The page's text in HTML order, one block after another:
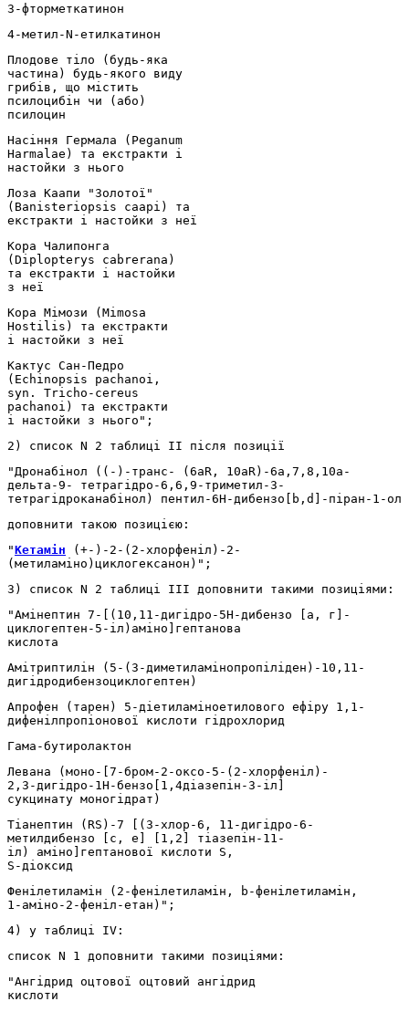
3-фторметкатинон
4-метил-N-етилкатинон
Плодове тіло (будь-яка
частина) будь-якого виду
грибів, що містить
псилоцибін чи (або)
псилоцин
Насіння Гермала (Peganum
Harmalae) та екстракти і
настойки з нього
Лоза Каапи "Золотої"
(Banisteriopsis саарі) та
екстракти і настойки з неї
Кора Чалипонга
(Diplopterys cabrerana)
та екстракти і настойки
з неї
Кора Мімози (Mimosa
Hostilis) та екстракти
і настойки з неї
Кактус Сан-Педро
(Echinopsis pachanoi,
syn. Tricho-cereus
pachanoi) та екстракти
і настойки з нього";
2) список N 2 таблиці II після позиції
"Дронабінол ((-)-транс- (6aR, 10aR)-6a,7,8,10a-
дельта-9- тетрагідро-6,6,9-триметил-3-
тетрагідроканабінол) пентил-6H-дибензо[b,d]-піран-1-ол
доповнити такою позицією:
"Кетамін (+-)-2-(2-хлорфеніл)-2-
(метиламіно)циклогексанон)";
3) список N 2 таблиці III доповнити такими позиціями:
"Амінептин 7-[(10,11-дигідро-5Н-дибензо [а, г]-
циклогептен-5-іл)аміно]гептанова
кислота
Амітриптилін (5-(3-диметиламінопропіліден)-10,11-
дигідродибензоциклогептен)
Апрофен (тарен) 5-діетиламіноетилового ефіру 1,1-
дифенілпропіонової кислоти гідрохлорид
Гама-бутиролактон
Левана (моно-[7-бром-2-оксо-5-(2-хлорфеніл)-
2,3-дигідро-1Н-бензо[1,4діазепін-3-іл]
сукцинату моногідрат)
Тіанептин (RS)-7 [(3-хлор-6, 11-дигідро-6-
метилдибензо [с, е] [1,2] тіазепін-11-
іл) аміно]гептанової кислоти S,
S-діоксид
Фенілетиламін (2-фенілетиламін, b-фенілетиламін,
1-аміно-2-феніл-етан)";
4) у таблиці IV:
список N 1 доповнити такими позиціями:
"Ангідрид оцтової оцтовий ангідрид
кислоти